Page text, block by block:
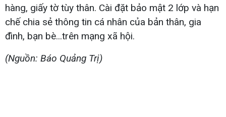
hàng, giấy tờ tùy thân. Cài đặt bảo mật 2 lớp và hạn
chế chia sẻ thông tin cá nhân của bản thân, gia
đình, bạn bè...trên mạng xã hội.
(Nguồn: Báo Quảng Trị)